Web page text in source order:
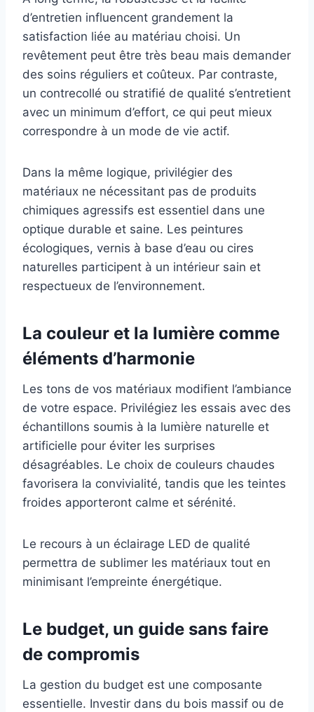
d’entretien influencent grandement la
satisfaction liée au matériau choisi. Un
revêtement peut être très beau mais demander
des soins réguliers et coûteux. Par contraste,
un contrecollé ou stratifié de qualité s’entretient
avec un minimum d’effort, ce qui peut mieux
correspondre à un mode de vie actif.
Dans la même logique, privilégier des
matériaux ne nécessitant pas de produits
chimiques agressifs est essentiel dans une
optique durable et saine. Les peintures
écologiques, vernis à base d’eau ou cires
naturelles participent à un intérieur sain et
respectueux de l’environnement.
La couleur et la lumière comme
éléments d’harmonie
Les tons de vos matériaux modifient l’ambiance
de votre espace. Privilégiez les essais avec des
échantillons soumis à la lumière naturelle et
artificielle pour éviter les surprises
désagréables. Le choix de couleurs chaudes
favorisera la convivialité, tandis que les teintes
froides apporteront calme et sérénité.
Le recours à un éclairage LED de qualité
permettra de sublimer les matériaux tout en
minimisant l’empreinte énergétique.
Le budget, un guide sans faire
de compromis
La gestion du budget est une composante
essentielle. Investir dans du bois massif ou de